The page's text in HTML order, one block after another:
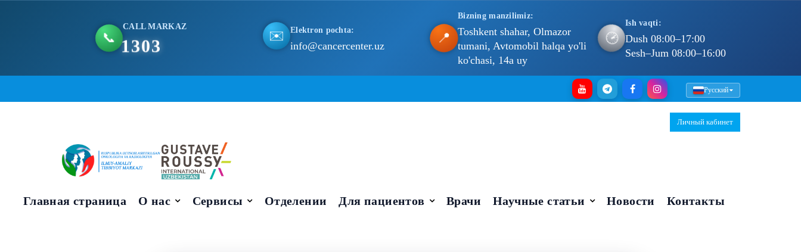
📞
CALL MARKAZ
1303 ✉️ Elektron pochta:
info@cancercenter.uz 📍
Bizning manzilimiz:
Toshkent shahar, Olmazor
tumani, Avtomobil halqa yo'li
ko'chasi, 14a uy
🕐
Ish vaqti:
Dush 08:00–17:00
Sesh–Jum 08:00–16:00
Русский
Личный кабинет
Главная страница О нас Сервисы Отделении Для пациентов Врачи Научные статьи Новости Контакты